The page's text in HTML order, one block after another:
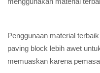
Penggunaan material
paving block lebih awet
memuaskan karena